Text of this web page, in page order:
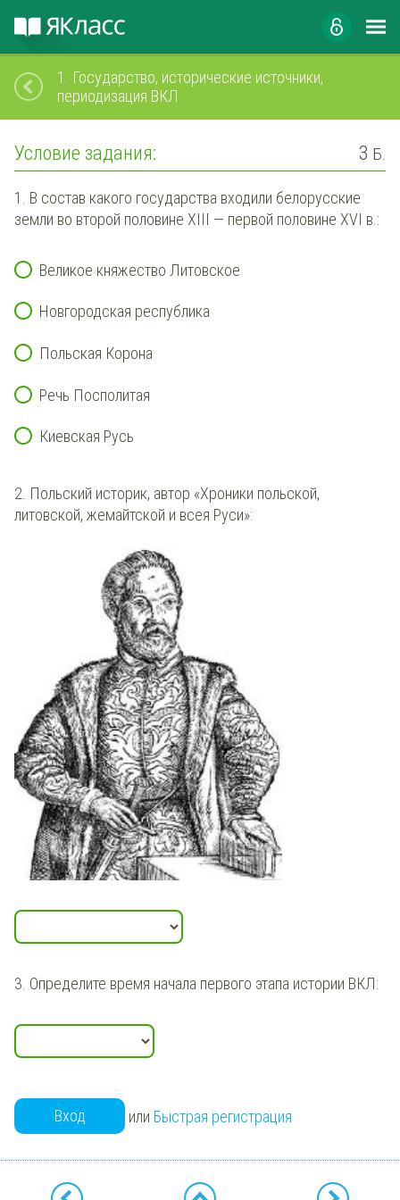
1.
Государство, исторические источники,
периодизация ВКЛ
Условие задания: 3 Б.
1. В состав какого государства входили белорусские
земли во второй половине XIII — первой половине XVI в.:
Великое княжество Литовское
Новгородская республика
Польская Корона
Речь Посполитая
Киевская Русь
2. Польский историк, автор «Хроники польской,
литовской, жемайтской и всея Руси»:
3. Определите время начала первого этапа истории ВКЛ:
Вход или Быстрая регистрация